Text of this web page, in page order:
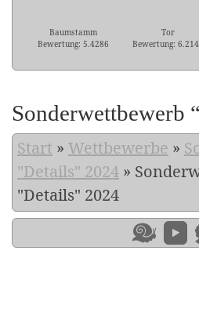
Baumstamm
Bewertung: 5.4286
Tor
Bewertung:
Sonderwettbewerb
Start » Wettbewerbe »
"Details" 2024 »
"Details" 2024